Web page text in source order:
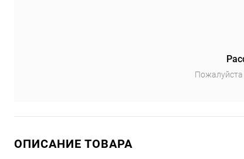
Пожалуйста
ОПИСАНИЕ ТОВАРА